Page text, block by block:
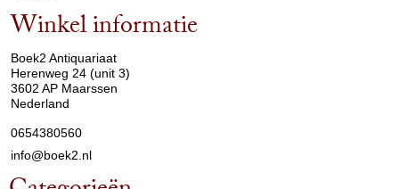
Winkel informatie
Boek2 Antiquariaat
Herenweg 24 (unit 3)
3602 AP Maarssen
Nederland
0654380560
info@boek2.nl